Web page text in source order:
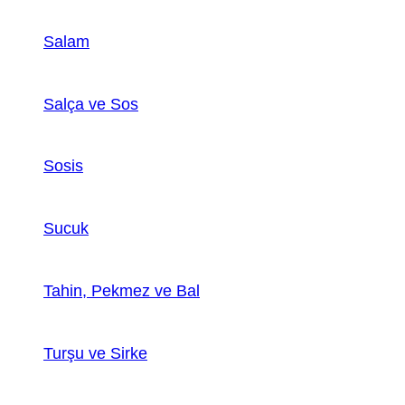
Salam
Salça ve Sos
Sosis
Sucuk
Tahin, Pekmez ve Bal
Turşu ve Sirke